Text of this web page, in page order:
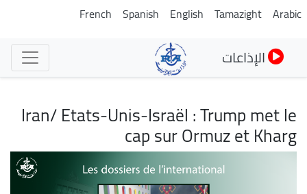
تجاوز
Arabic
Tamazight
English
Spanish
French
الإذاعات
Iran/ Etats-Unis-Israël : Trump met le
cap sur Ormuz et Kharg
الصورة